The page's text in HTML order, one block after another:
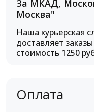
За МКАД,
Москва"
Наша курьерская
доставляет заказы
стоимость 1250
Оплата